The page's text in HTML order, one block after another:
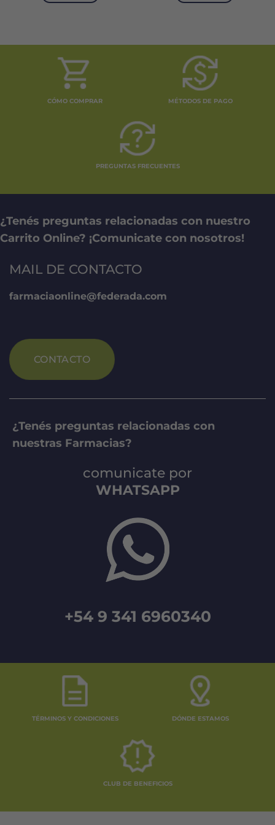
CÓMO COMPRAR MÉTODOS DE PAGO
PREGUNTAS FRECUENTES
¿Tenés preguntas relacionadas con nuestro
Carrito Online? ¡Comunicate con nosotros!
MAIL DE CONTACTO
farmaciaonline@federada.com
CONTACTO
¿Tenés preguntas relacionadas con
nuestras Farmacias?
comunicate por
WHATSAPP
+54 9 341 6960340
TÉRMINOS Y CONDICIONES DÓNDE ESTAMOS
CLUB DE BENEFICIOS